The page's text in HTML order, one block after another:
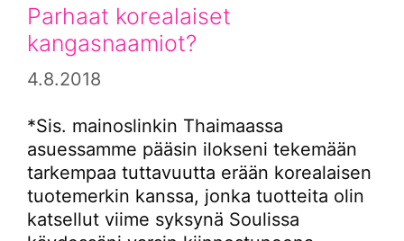
Parhaat korealaiset
kangasnaamiot?
4.8.2018
*Sis. mainoslinkin Thaimaassa
asuessamme pääsin ilokseni tekemään
tarkempaa tuttavuutta erään korealaisen
tuotemerkin kanssa, jonka tuotteita olin
katsellut viime syksynä Soulissa